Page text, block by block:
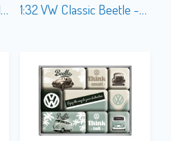
Plåtskylt VW Meet the Classics 15×20 1:32 VW Classic Beetle -67